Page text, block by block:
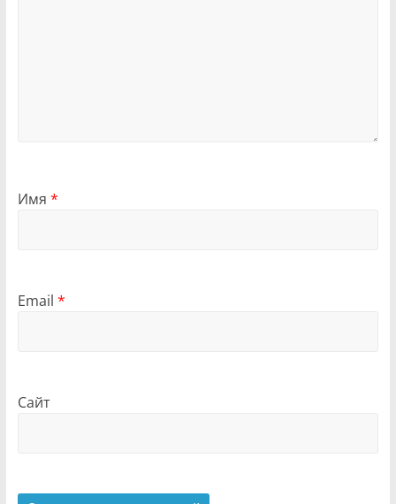
Имя *
Email *
Сайт